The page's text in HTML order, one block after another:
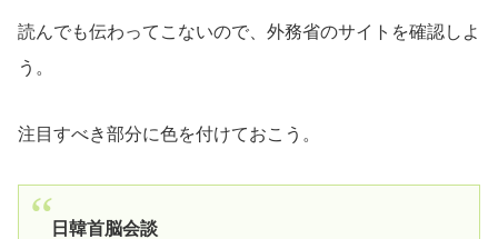
読んでも伝わってこないので、外務省のサイトを確認しよ
う。
注目すべき部分に色を付けておこう。
日韓首脳会談